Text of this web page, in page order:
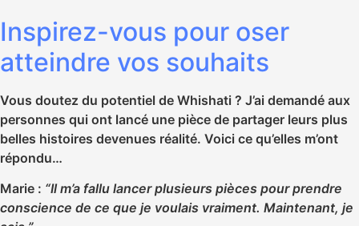
Inspirez-vous pour oser
atteindre vos souhaits
Vous doutez du potentiel de Whishati ? J’ai demandé aux
personnes qui ont lancé une pièce de partager leurs plus
belles histoires devenues réalité. Voici ce qu’elles m’ont
répondu…
Marie : “Il m’a fallu lancer plusieurs pièces pour prendre
conscience de ce que je voulais vraiment. Maintenant, je